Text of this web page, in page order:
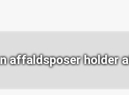
affaldsposer holder